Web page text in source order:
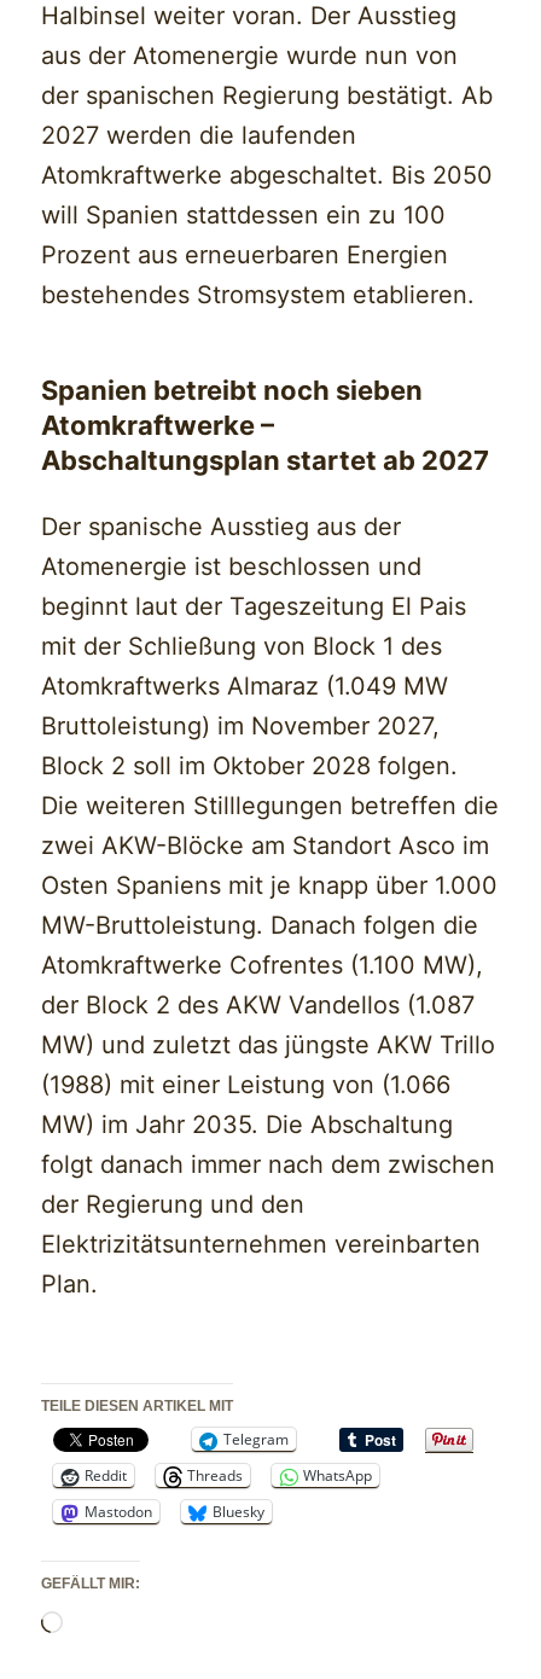
Halbinsel weiter voran. Der Ausstieg
aus der Atomenergie wurde nun von
der spanischen Regierung bestätigt. Ab
2027 werden die laufenden
Atomkraftwerke abgeschaltet. Bis 2050
will Spanien stattdessen ein zu 100
Prozent aus erneuerbaren Energien
bestehendes Stromsystem etablieren.
Spanien betreibt noch sieben
Atomkraftwerke –
Abschaltungsplan startet ab 2027
Der spanische Ausstieg aus der
Atomenergie ist beschlossen und
beginnt laut der Tageszeitung El Pais
mit der Schließung von Block 1 des
Atomkraftwerks Almaraz (1.049 MW
Bruttoleistung) im November 2027,
Block 2 soll im Oktober 2028 folgen.
Die weiteren Stilllegungen betreffen die
zwei AKW-Blöcke am Standort Asco im
Osten Spaniens mit je knapp über 1.000
MW-Bruttoleistung. Danach folgen die
Atomkraftwerke Cofrentes (1.100 MW),
der Block 2 des AKW Vandellos (1.087
MW) und zuletzt das jüngste AKW Trillo
(1988) mit einer Leistung von (1.066
MW) im Jahr 2035. Die Abschaltung
folgt danach immer nach dem zwischen
der Regierung und den
Elektrizitätsunternehmen vereinbarten
Plan.
TEILE DIESEN ARTIKEL MIT
Telegram
Reddit
Threads
WhatsApp
Mastodon
Bluesky
GEFÄLLT MIR:
Wird